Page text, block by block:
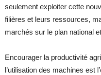
seulement exploiter cette
filières et leurs ressources,
marchés sur le plan national
Encourager la productivité
l’utilisation des machines est